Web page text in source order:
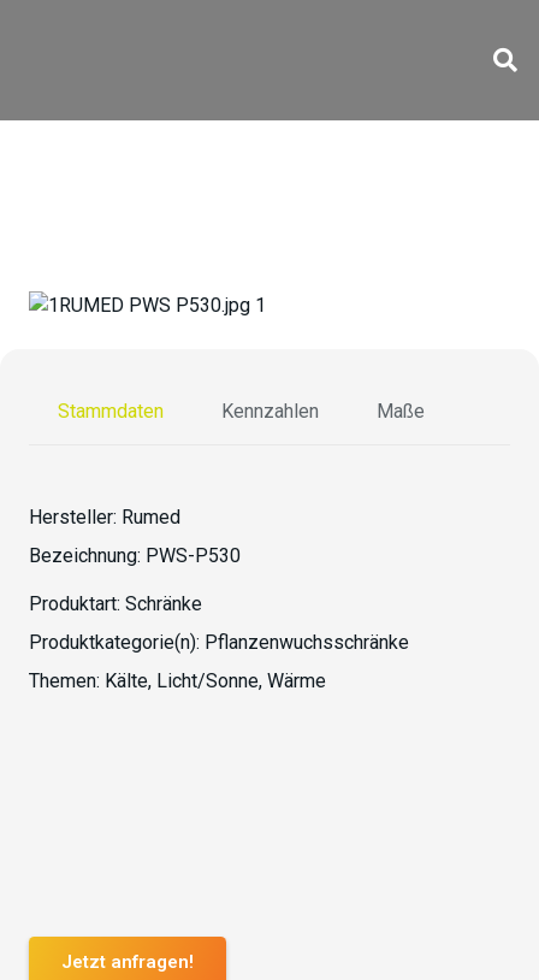
Stammdaten Kennzahlen Maße
Hersteller: Rumed
Bezeichnung: PWS-P530
Produktart: Schränke
Produktkategorie(n): Pflanzenwuchsschränke
Themen: Kälte, Licht/Sonne, Wärme
Jetzt anfragen!